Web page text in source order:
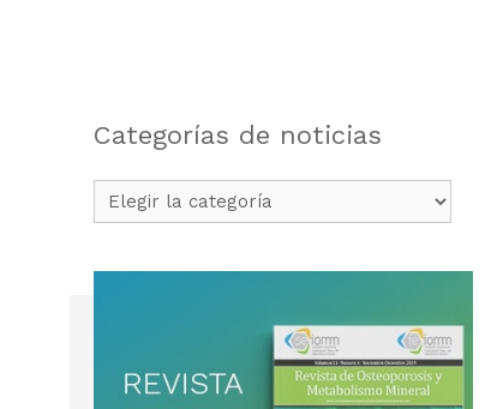
Categorías de noticias
Categorías
de